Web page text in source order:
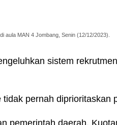
aula MAN 4 Jombang, Senin (12/12/2023).
sistem
pernah diprioritaskan
pemerintah daerah.